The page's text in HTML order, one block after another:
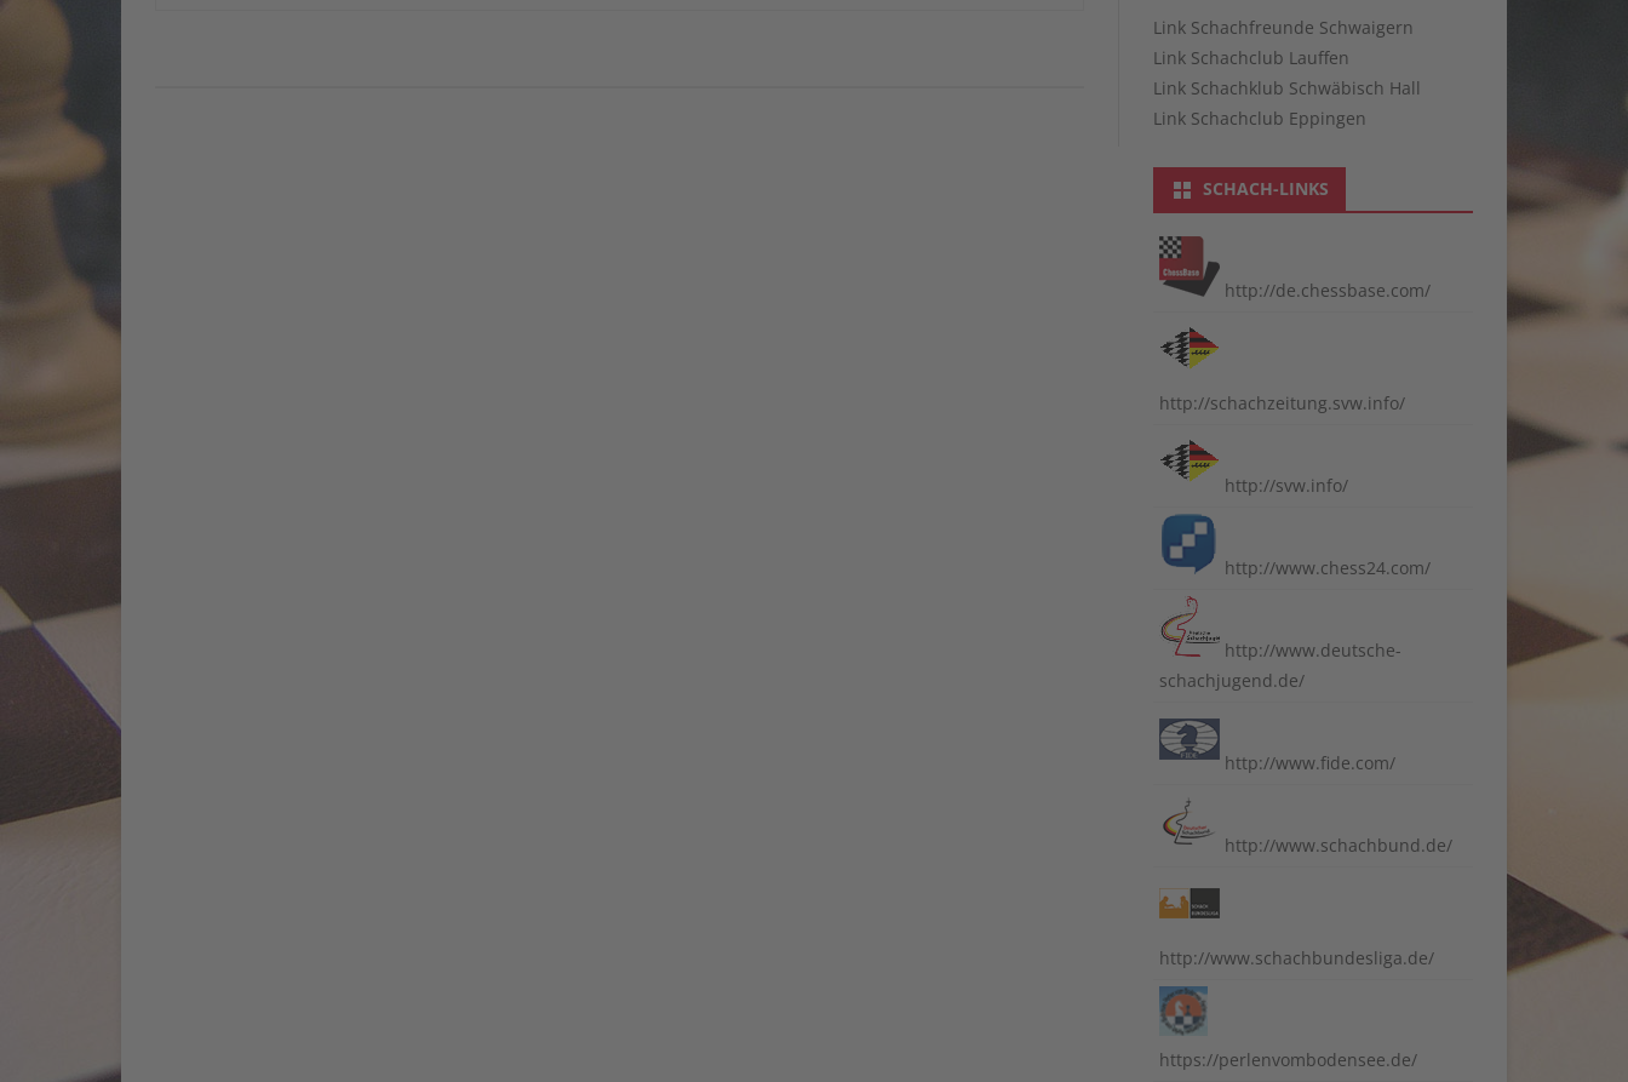
Link Schachfreunde Schwaigern
Link Schachclub Lauffen
Link Schachklub Schwäbisch Hall
Link Schachclub Eppingen
SCHACH-LINKS
http://de.chessbase.com/
http://schachzeitung.svw.info/
http://svw.info/
http://www.chess24.com/
http://www.deutsche-
schachjugend.de/
http://www.fide.com/
http://www.schachbund.de/
http://www.schachbundesliga.de/
https://perlenvombodensee.de/